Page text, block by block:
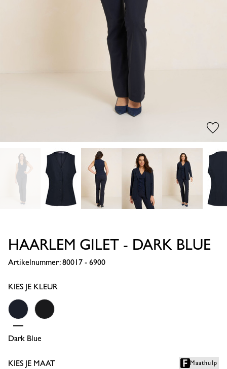
HAARLEM GILET - DARK BLUE
Artikelnummer: 80017 - 6900
KIES JE KLEUR
Dark BlueBlack
KIES JE MAAT Maathulp